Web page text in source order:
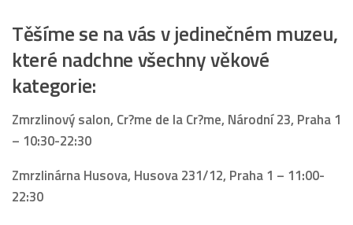
Těšíme se na vás v jedinečném muzeu,
které nadchne všechny věkové
kategorie:
Zmrzlinový salon, Cr?me de la Cr?me, Národní 23, Praha 1
– 10:30-22:30
Zmrzlinárna Husova, Husova 231/12, Praha 1 – 11:00-
22:30